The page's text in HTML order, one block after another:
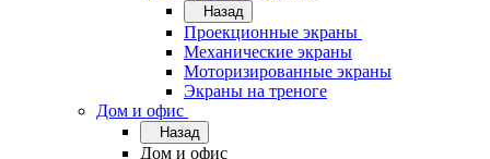
Назад
Проекционные экраны
Механические экраны
Моторизированные экраны
Экраны на треноге
Дом и офис
Назад
Дом и офис